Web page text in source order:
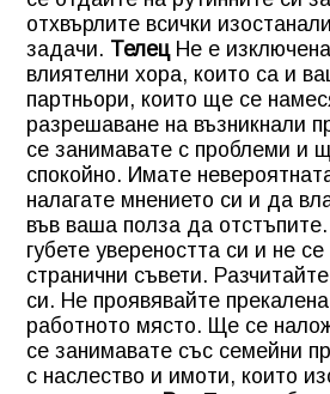
отхвърлите всички
задачи. ТелецНе е
влиятелни хора, които са и
партньори, които ще се
разрешаване на възникнали
се занимавате с проблеми и
спокойно. Имате
налагате мнението си и да
във ваша полза да отстъпите.
губете увереността си и не
странични съвети.
си. Не проявявайте
работното място. Ще се
се занимавате със семейни
с наслество и имоти, които